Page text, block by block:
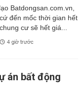
Batdongsan.com.vn,
đến mốc thời gian hết
cư sẽ hết giá...
4 giờ trước
án bất động